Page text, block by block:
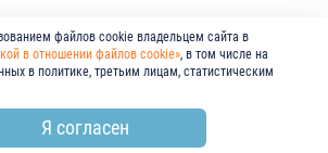
файлов cookie владельцем сайта в
в отношении файлов cookie», в том числе на
в политике, третьим лицам, статистическим
Я согласен